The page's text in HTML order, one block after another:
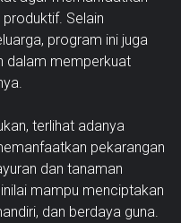
Selain
program ini juga
dalam memperkuat
terlihat adanya
pekarangan
dan tanaman
mampu menciptakan
dan berdaya guna.